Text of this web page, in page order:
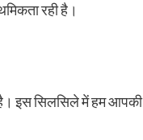
रही है।
है। इस सिलसिले में हम आपकी